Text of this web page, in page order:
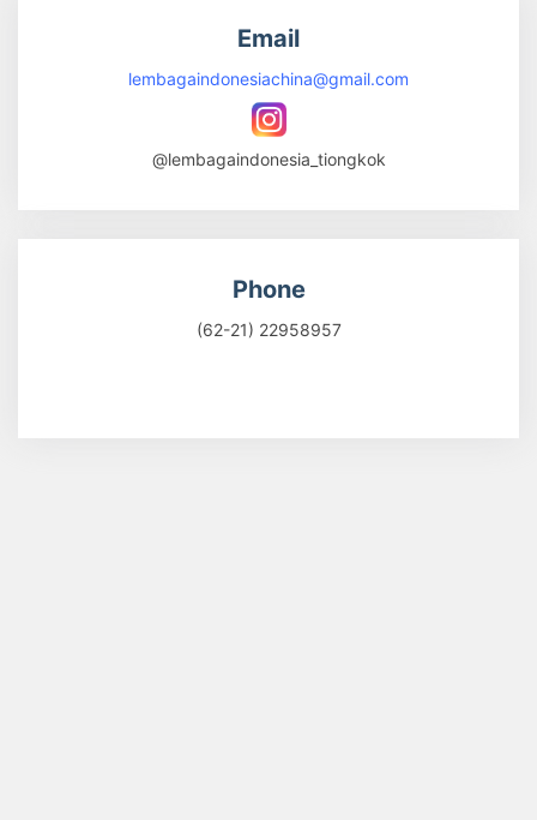
Email
lembagaindonesiachina@gmail.com
@lembagaindonesia_tiongkok
Phone
(62-21) 22958957